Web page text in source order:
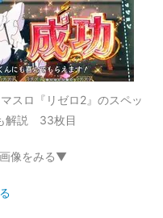
マスロ『リゼロ2』のスペッ
解説 33枚目
像をみる▼